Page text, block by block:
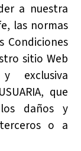
a nuestra
las normas
Condiciones
sitio Web
exclusiva
que
daños y
o a